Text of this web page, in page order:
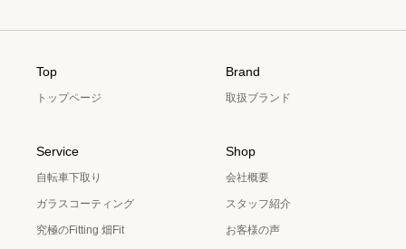
Top
トップページ
Brand
取扱ブランド
Service
自転車下取り
ガラスコーティング
究極のFitting 畑Fit
Shop
会社概要
スタッフ紹介
お客様の声